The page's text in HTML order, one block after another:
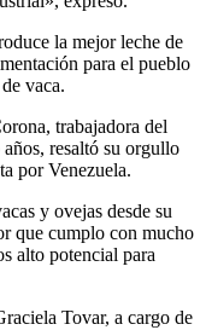
la mejor leche de
para el pueblo
vaca.
trabajadora del
resaltó su orgullo
por Venezuela.
y ovejas desde su
que cumplo con mucho
alto potencial para
Tovar, a cargo de